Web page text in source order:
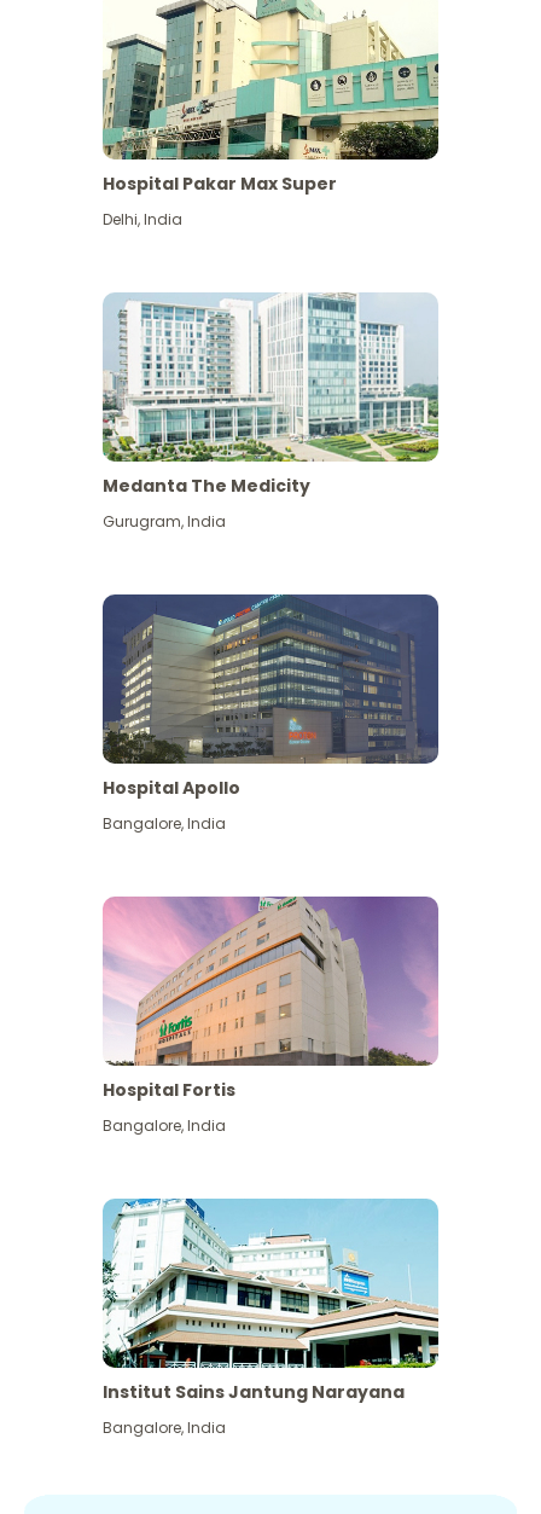
Hospital Pakar Max Super
Delhi,India
Medanta The Medicity
Gurugram,India
Hospital Apollo
Bangalore,India
Hospital Fortis
Bangalore,India
Institut Sains Jantung Narayana
Bangalore,India